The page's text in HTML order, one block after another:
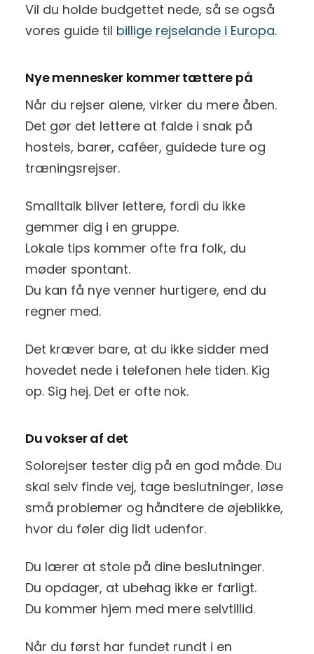
Vil du holde budgettet nede, så se også
vores guide til billige rejselande i Europa.
Nye mennesker kommer tættere på
Når du rejser alene, virker du mere åben.
Det gør det lettere at falde i snak på
hostels, barer, caféer, guidede ture og
træningsrejser.
Smalltalk bliver lettere, fordi du ikke
gemmer dig i en gruppe.
Lokale tips kommer ofte fra folk, du
møder spontant.
Du kan få nye venner hurtigere, end du
regner med.
Det kræver bare, at du ikke sidder med
hovedet nede i telefonen hele tiden. Kig
op. Sig hej. Det er ofte nok.
Du vokser af det
Solorejser tester dig på en god måde. Du
skal selv finde vej, tage beslutninger, løse
små problemer og håndtere de øjeblikke,
hvor du føler dig lidt udenfor.
Du lærer at stole på dine beslutninger.
Du opdager, at ubehag ikke er farligt.
Du kommer hjem med mere selvtillid.
Når du først har fundet rundt i en